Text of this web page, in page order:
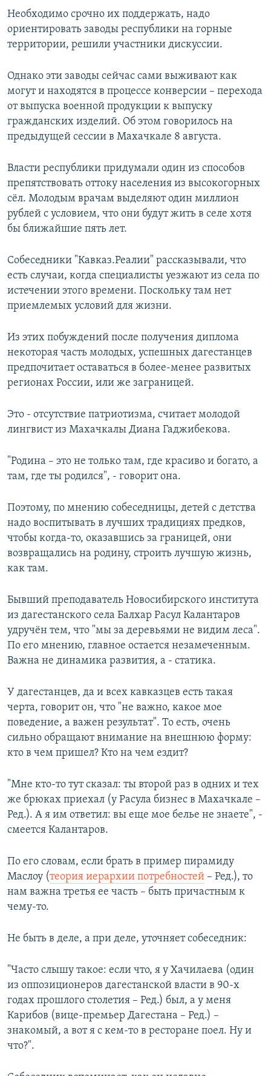
Необходимо срочно их поддержать, надо
ориентировать заводы республики на горные
территории, решили участники дискуссии.
Однако эти заводы сейчас сами выживают как
могут и находятся в процессе конверсии – перехода
от выпуска военной продукции к выпуску
гражданских изделий. Об этом говорилось на
предыдущей сессии в Махачкале 8 августа.
Власти республики придумали один из способов
препятствовать оттоку населения из высокогорных
сёл. Молодым врачам выделяют один миллион
рублей с условием, что они будут жить в селе хотя
бы ближайшие пять лет.
Собеседники "Кавказ.Реалии" рассказывали, что
есть случаи, когда специалисты уезжают из села по
истечении этого времени. Поскольку там нет
приемлемых условий для жизни.
Из этих побуждений после получения диплома
некоторая часть молодых, успешных дагестанцев
предпочитает оставаться в более-менее развитых
регионах России, или же заграницей.
Это - отсутствие патриотизма, считает молодой
лингвист из Махачкалы Диана Гаджибекова.
"Родина – это не только там, где красиво и богато, а
там, где ты родился", - говорит она.
Поэтому, по мнению собеседницы, детей с детства
надо воспитывать в лучших традициях предков,
чтобы когда-то, оказавшись за границей, они
возвращались на родину, строить лучшую жизнь,
как там.
Бывший преподаватель Новосибирского института
из дагестанского села Балхар Расул Калантаров
удручён тем, что "мы за деревьями не видим леса".
По его мнению, главное остается незамеченным.
Важна не динамика развития, а - статика.
У дагестанцев, да и всех кавказцев есть такая
черта, говорит он, что "не важно, какое мое
поведение, а важен результат". То есть, очень
сильно обращают внимание на внешнюю форму:
кто в чем пришел? Кто на чем ездит?
"Мне кто-то тут сказал: ты второй раз в одних и тех
же брюках приехал (у Расула бизнес в Махачкале –
Ред.). А я им ответил: вы еще мое белье не знаете", -
смеется Калантаров.
По его словам, если брать в пример пирамиду
Маслоу (теория иерархии потребностей – Ред.), то
нам важна третья ее часть – быть причастным к
чему-то.
Не быть в деле, а при деле, уточняет собеседник:
"Часто слышу такое: если что, я у Хачилаева (один
из оппозиционеров дагестанской власти в 90-х
годах прошлого столетия – Ред.) был, а у меня
Карибов (вице-премьер Дагестана – Ред.) –
знакомый, а вот я с кем-то в ресторане поел. Ну и
что?".